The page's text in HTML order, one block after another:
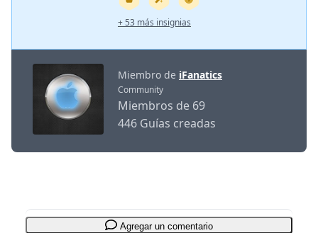
+ 53 más insignias
Miembro de iFanatics
Community
Miembros de 69
446 Guías creadas
Agregar un comentario